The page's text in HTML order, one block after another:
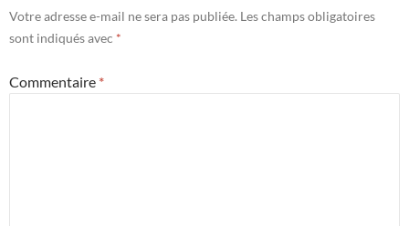
Votre adresse e-mail ne sera pas publiée. Les champs obligatoires
sont indiqués avec *
Commentaire *